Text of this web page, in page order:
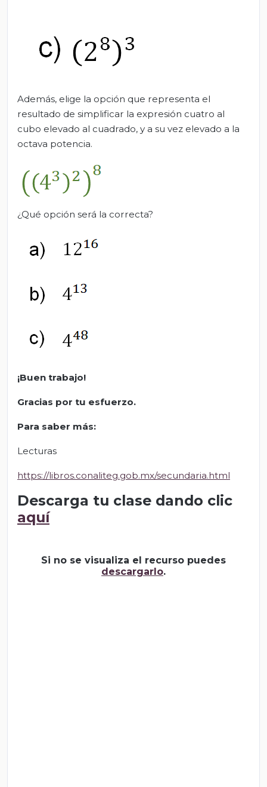
Además, elige la opción que representa el
resultado de simplificar la expresión cuatro al
cubo elevado al cuadrado, y a su vez elevado a la
octava potencia.
¿Qué opción será la correcta?
¡Buen trabajo!
Gracias por tu esfuerzo.
Para saber más:
Lecturas
https://libros.conaliteg.gob.mx/secundaria.html
Descarga tu clase dando clic
aquí
Si no se visualiza el recurso puedes
descargarlo.